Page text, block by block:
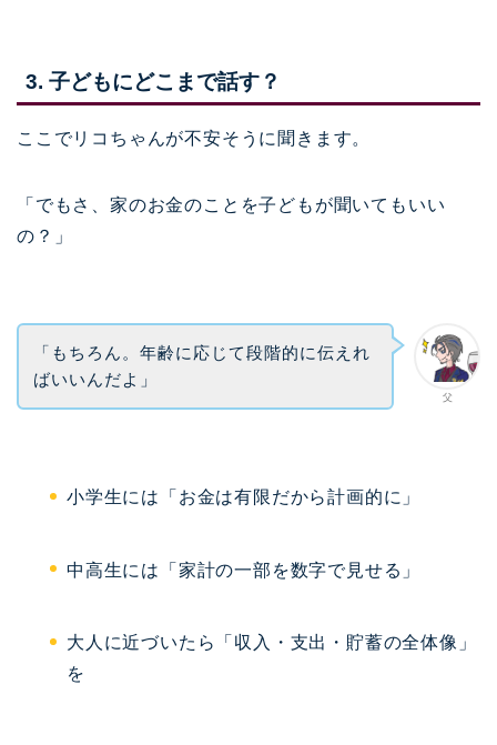
3. 子どもにどこまで話す？
ここでリコちゃんが不安そうに聞きます。
「でもさ、家のお金のことを子どもが聞いてもいい
の？」
父
「もちろん。年齢に応じて段階的に伝えれ
ばいいんだよ」
小学生には「お金は有限だから計画的に」
中高生には「家計の一部を数字で見せる」
大人に近づいたら「収入・支出・貯蓄の全体像」
を